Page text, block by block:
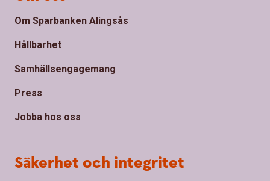
Om Sparbanken Alingsås
Hållbarhet
Samhällsengagemang
Press
Jobba hos oss
Säkerhet och integritet